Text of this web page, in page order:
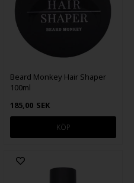
Beard Monkey Hair Shaper
100ml
185,00 SEK